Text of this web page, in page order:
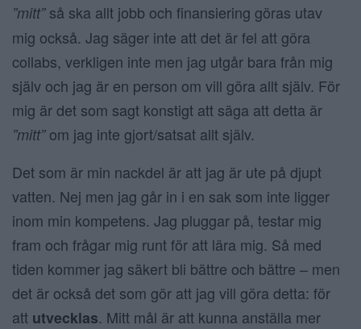
”mitt”så ska allt jobb och finansiering göras utav
mig också. Jag säger inte att det är fel att göra
collabs, verkligen inte men jag utgår bara från mig
själv och jag är en person om vill göra allt själv. För
mig är det som sagt konstigt att säga att detta är
”mitt”om jag inte gjort/satsat allt själv.
Det som är min nackdel är att jag är ute på djupt
vatten. Nej men jag går in i en sak som inte ligger
inom min kompetens. Jag pluggar på, testar mig
fram och frågar mig runt för att lära mig. Så med
tiden kommer jag säkert bli bättre och bättre – men
det är också det som gör att jag vill göra detta: för
att utvecklas. Mitt mål är att kunna anställa mer